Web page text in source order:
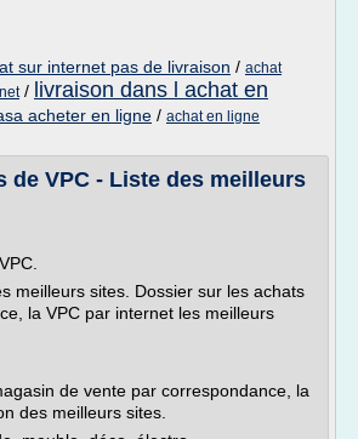
sur internet pas de livraison / achat
/ livraison dans l achat en
acheter en ligne / achat en ligne
de VPC - Liste des meilleurs
meilleurs sites. Dossier sur les achats
la VPC par internet les meilleurs
de vente par correspondance, la
des meilleurs sites.